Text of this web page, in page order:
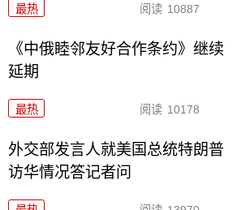
最热 阅读 10887
《中俄睦邻友好合作条约》继续
延期
最热 阅读 10178
外交部发言人就美国总统特朗普
访华情况答记者问